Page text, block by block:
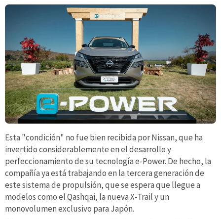
Esta "condición" no fue bien recibida por Nissan, que ha
invertido considerablemente en el desarrollo y
perfeccionamiento de su tecnología e-Power. De hecho, la
compañía ya está trabajando en la tercera generación de
este sistema de propulsión, que se espera que llegue a
modelos como el Qashqai, la nueva X-Trail y un
monovolumen exclusivo para Japón.